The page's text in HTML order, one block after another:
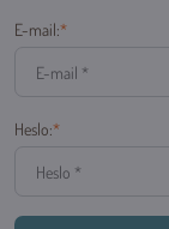
E-mail:*
Heslo:*